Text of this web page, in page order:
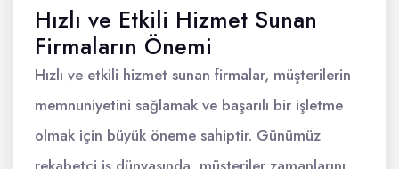
Hızlı ve Etkili Hizmet Sunan
Firmaların Önemi
Hızlı ve etkili hizmet sunan firmalar, müşterilerin
memnuniyetini sağlamak ve başarılı bir işletme
olmak için büyük öneme sahiptir. Günümüz